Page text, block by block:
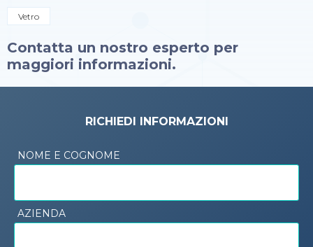
Vetro
Contatta un nostro esperto per
maggiori informazioni.
RICHIEDI INFORMAZIONI
NOME E COGNOME
AZIENDA